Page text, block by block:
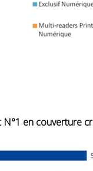
en couverture